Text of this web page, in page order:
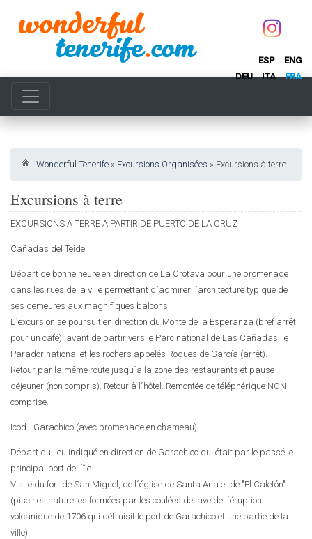
ESP
ENG
DEU
ITA FRA
Wonderful Tenerife » Excursions Organisées » Excursions à terre
Excursions à terre
EXCURSIONS A TERRE A PARTIR DE PUERTO DE LA CRUZ
Cañadas del Teide
Départ de bonne heure en direction de La Orotava pour une promenade
dans les rues de la ville permettant d´admirer l´architecture typique de
ses demeures aux magnifiques balcons.
L´excursion se poursuit en direction du Monte de la Esperanza (bref arrêt
pour un café), avant de partir vers le Parc national de Las Cañadas, le
Parador national et les rochers appelés Roques de García (arrêt).
Retour par la même route jusqu´à la zone des restaurants et pause
déjeuner (non compris). Retour à l´hôtel. Remontée de téléphérique NON
comprise.
Icod - Garachico (avec promenade en chameau)
Départ du lieu indiqué en direction de Garachico qui était par le passé le
principal port de l´île.
Visite du fort de San Miguel, de l´église de Santa Ana et de "El Caletón"
(piscines naturelles formées par les coulées de lave de l´éruption
volcanique de 1706 qui détruisit le port de Garachico et une partie de la
ville).